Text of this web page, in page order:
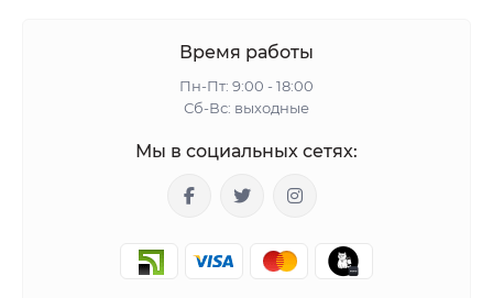
Время работы
Пн-Пт: 9:00 - 18:00
Сб-Вс: выходные
Мы в социальных сетях: